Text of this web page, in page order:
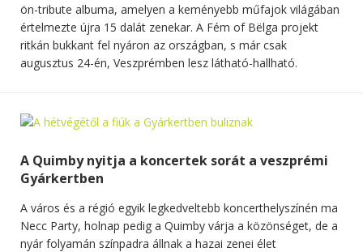
ön-tribute albuma, amelyen a keményebb műfajok világában
értelmezte újra 15 dalát zenekar. A Fém of Bëlga projekt
ritkán bukkant fel nyáron az országban, s már csak
augusztus 24-én, Veszprémben lesz látható-hallható.
A Quimby nyitja a koncertek sorát a veszprémi
Gyárkertben
A város és a régió egyik legkedveltebb koncerthelyszínén ma
Necc Party, holnap pedig a Quimby várja a közönséget, de a
nyár folyamán színpadra állnak a hazai zenei élet